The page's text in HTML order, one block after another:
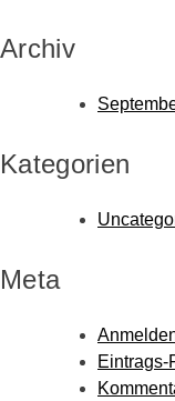
Archiv
Kategorien
Meta
Eintrags-